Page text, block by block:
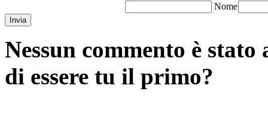
Nome
Invia
Nessun commento è
di essere tu il primo?